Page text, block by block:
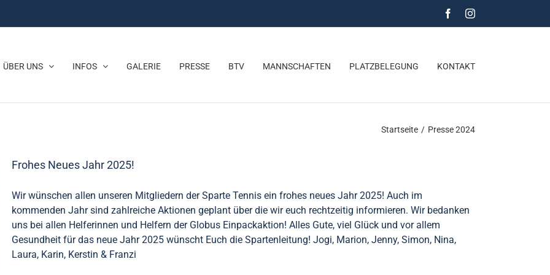
FacebookInstagram
ÜBER UNS INFOS GALERIE PRESSE BTV MANNSCHAFTEN PLATZBELEGUNG KONTAKT
Startseite / Presse 2024
Frohes Neues Jahr 2025!
Wir wünschen allen unseren Mitgliedern der Sparte Tennis ein frohes neues Jahr 2025! Auch im
kommenden Jahr sind zahlreiche Aktionen geplant über die wir euch rechtzeitig informieren. Wir bedanken
uns bei allen Helferinnen und Helfern der Globus Einpackaktion! Alles Gute, viel Glück und vor allem
Gesundheit für das neue Jahr 2025 wünscht Euch die Spartenleitung! Jogi, Marion, Jenny, Simon, Nina,
Laura, Karin, Kerstin & Franzi